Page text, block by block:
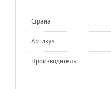
Страна
Артикул
Производитель